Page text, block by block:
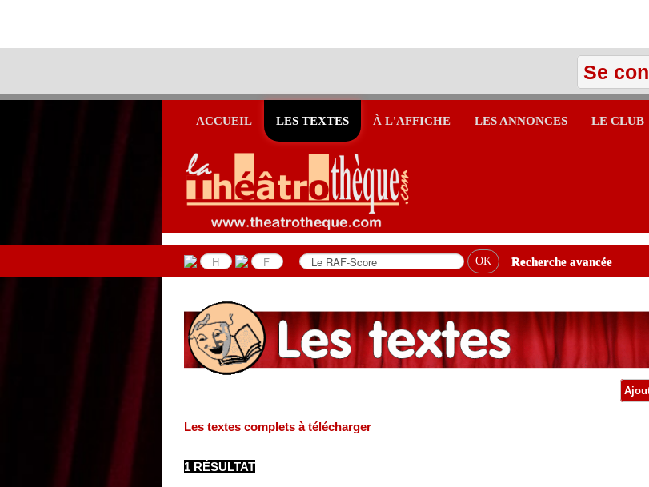
Se
ACCUEIL LES TEXTES À L'AFFICHE LES ANNONCES LE CLUB
Recherche avancée
Les textes complets à télécharger
1 RÉSULTAT